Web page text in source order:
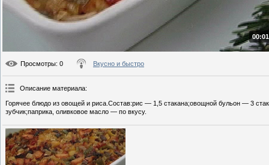
Просмотры: 0 Вкусно и быстро
Описание материала:
Горячее блюдо из овощей и риса.Состав:рис — 1,5 стакана;овощной бульон — 3
зубчик;паприка, оливковое масло — по вкусу.